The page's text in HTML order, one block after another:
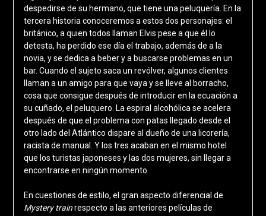
despedirse de su hermano, que tiene una peluquería. En la
tercera historia conoceremos a estos dos personajes: el
británico, a quien todos llaman Elvis pese a que él lo
detesta, ha perdido ese día el trabajo, además de a la
novia, y se dedica a beber y a buscarse problemas en un
bar. Cuando el sujeto saca un revólver, algunos clientes
llaman a un amigo para que vaya y se lleve al borracho,
cosa que consigue después de introducir en la ecuación a
su cuñado, el peluquero. La espiral alcohólica se acelera
después de que el problema con patas llegado desde el
otro lado del Atlántico dispare al dueño de una licorería,
racista de manual. Y los tres acaban en el mismo hotel
que los turistas japoneses y las dos mujeres, sin llegar a
encontrarse en ningún momento.
En cuestiones de estilo, el gran aspecto diferencial de
Mystery trainrespecto a las anteriores películas de